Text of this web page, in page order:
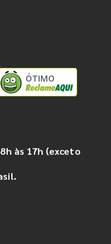
ÓTIMO
às 17h (exceto